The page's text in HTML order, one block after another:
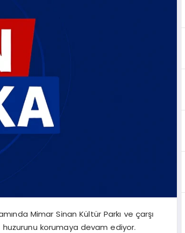
Mimar Sinan Kültür Parkı ve çarşı
korumaya devam ediyor.